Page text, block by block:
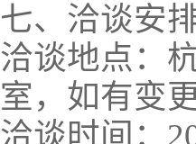
七、洽谈安
洽谈地点：
室，如有变
洽谈时间：